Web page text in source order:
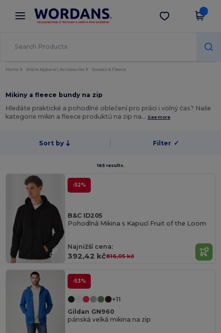
× Aplikace Wordans
Lepší ceny v aplikaci!
Stáhnout app
Home Blank Apparel | Accessories Sweats & Fleece
Mikiny a fleece bundy na zip
Hledáte praktické a pohodlné oblečení pro práci i volný čas? Naše
kategorie mikin a fleece produktů na zip na… See more
Sort by Filter ✓
165 results.
-52%
B&C ID205
Pohodlná Mikina s Kapucí Fruit of the Loom
Najnižší cena:
392,42 kč816,05 kč
-53%
+11
Gildan GN960
pánská velká mikina na zip